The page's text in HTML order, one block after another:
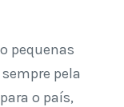
pequenas
pela
o país,